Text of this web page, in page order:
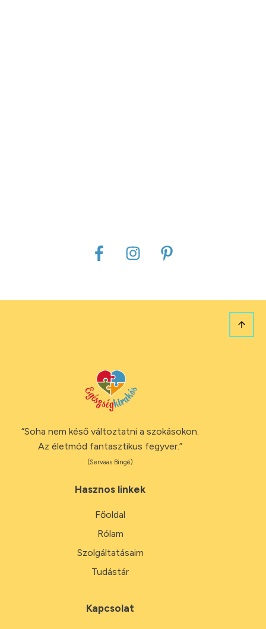
“Soha nem késő változtatni a szokásokon.
Az életmód fantasztikus fegyver.”
(Servaas Bingé)
Hasznos linkek
Főoldal
Rólam
Szolgáltatásaim
Tudástár
Kapcsolat